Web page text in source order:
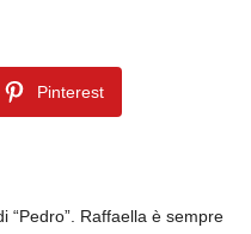
Pinterest
“Pedro”. Raffaella è sempre